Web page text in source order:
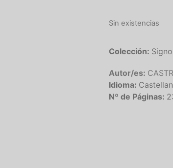
Sin existencias
Colección:
Autor/es:
Idioma:
Nº de Páginas: